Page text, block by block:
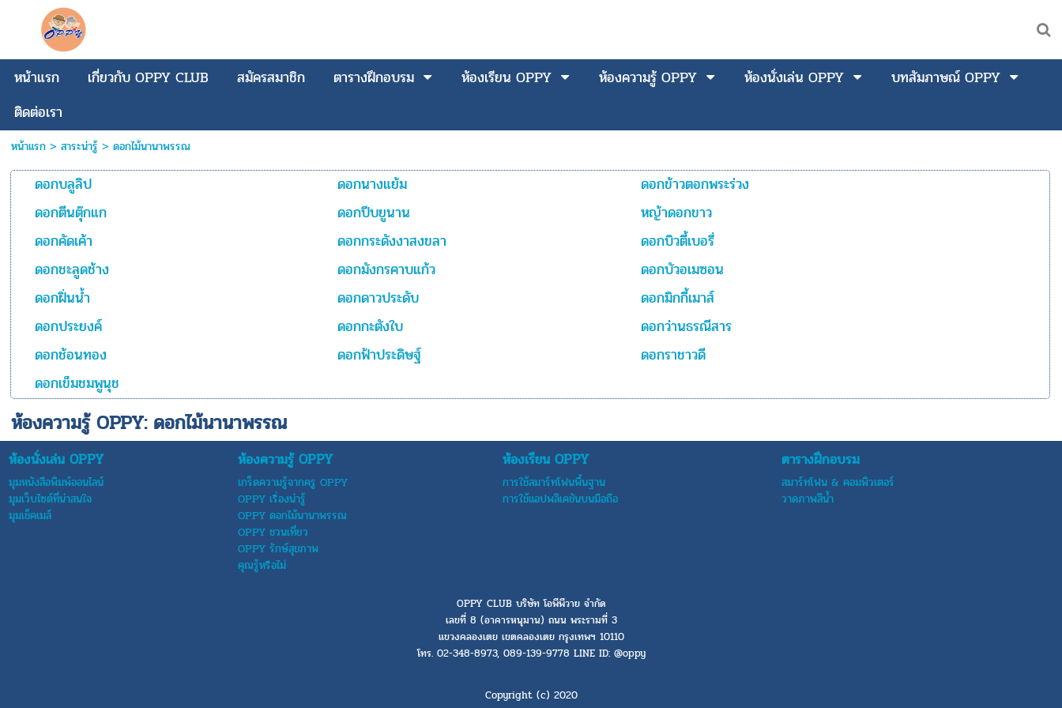
หน้าแรก เกี่ยวกับ OPPY CLUB สมัครสมาชิก ตารางฝึกอบรม ห้องเรียน OPPY ห้องความรู้ OPPY ห้องนั่งเล่น OPPY
บทสัมภาษณ์ OPPY
ติดต่อเรา
หน้าแรก> สาระน่ารู้ > ดอกไม้นานาพรรณ
ดอกบลูลิป ดอกนางแย้ม
ดอกข้าวตอกพระร่วง
ดอกตีนตุ๊กแก
ดอกปีบยูนาน
หญ้าดอกขาว
ดอกคัดเค้า
ดอกกระดังงาสงขลา
ดอกบิวตี้เบอรี่
ดอกชะลูดช้าง
ดอกมังกรคาบแก้ว
ดอกบัวอเมซอน
ดอกฝิ่นน้ำ
ดอกดาวประดับ
ดอกมิกกี้เมาส์
ดอกประยงค์
ดอกกะตังใบ
ดอกว่านธรณีสาร
ดอกช้อนทอง
ดอกฟ้าประดิษฐ์
ดอกราชาวดี
ดอกเข็มชมพูนุช
ห้องความรู้ OPPY: ดอกไม้นานาพรรณ
ห้องนั่งเล่น OPPY
มุมหนังสือพิมพ์ออนไลน์
มุมเว็บไซต์ที่น่าสนใจ
มุมเช็คเมล์
ห้องความรู้ OPPY
เกร็ดความรู้จากครู OPPY
OPPY เรื่องน่ารู้
OPPY ดอกไม้นานาพรรณ
OPPY ชวนเที่ยว
OPPY รักษ์สุขภาพ
คุณรู้หรือไม่
ห้องเรียน OPPY
การใช้สมาร์ทโฟนพื้นฐาน
การใช้แอปพลิเคชันบนมือถือ
ตารางฝึกอบรม
สมาร์ทโฟน & คอมพิวเตอร์
วาดภาพสีน้ำ
OPPY CLUB บริษัท โอพีพีวาย จำกัด
เลขที่ 8 (อาคารหนุมาน) ถนน พระรามที่ 3
แขวงคลองเตย เขตคลองเตย กรุงเทพฯ 10110
โทร. 02-348-8973, 089-139-9778 LINE ID: @oppy
Copyright (c) 2020